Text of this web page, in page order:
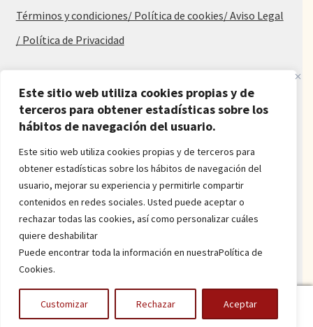
Este sitio web utiliza cookies propias y de
terceros para obtener estadísticas sobre los
hábitos de navegación del usuario.
Este sitio web utiliza cookies propias y de terceros para
obtener estadísticas sobre los hábitos de navegación del
usuario, mejorar su experiencia y permitirle compartir
contenidos en redes sociales. Usted puede aceptar o
rechazar todas las cookies, así como personalizar cuáles
quiere deshabilitar
Puede encontrar toda la información en nuestraPolítica de
Cookies.
Customizar Rechazar Aceptar
Términos y condiciones/ Política de cookies/ Aviso Legal
/ Política de Privacidad
Alfombras baratas
Procedencia de las alfombras
Alfombras económicas
Alfombras a medida
Alfombras orientales
Venta de alfombras
Buscar
Buscar